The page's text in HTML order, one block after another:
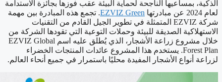
الذكية، بمساعيها الناجحة لحماية البيئة عقب فوزها بجائزة الاستدامة
لعام 2024 عن مبادرتها
EZVIZ Green. تجمع هذه المبادرة بين مهمة
شركة EZVIZ المتمثلة في تطوير الجيل القادم من التقنيات
الاستهلاكية الصديقة للبيئة وحملات التوعية التي تقودها الشركة من
خلال مشروع زراعة الأشجار، الذي يُطلق عليه اسم EZVIZ Global
Forest Plan. يستخدم هذا المشروع عائدات المنتجات الخضراء
لزراعة أنواع الأشجار المفيدة محليًا باستمرار في جميع أنحاء العالم.